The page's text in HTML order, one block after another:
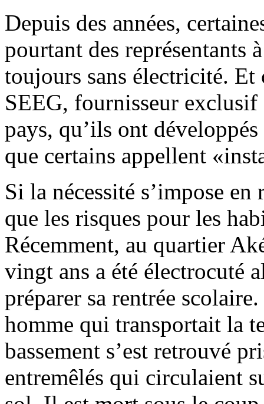
Depuis des années,
pourtant des représentants
toujours sans électricité. Et
SEEG, fournisseur exclusif
pays, qu’ils ont
que certains appellent
Si la nécessité s’impose
que les risques pour les
Récemment, au quartier
vingt ans a été électrocuté
préparer sa rentrée
homme qui transportait la
bassement s’est retrouvé
entremêlés qui circulaient